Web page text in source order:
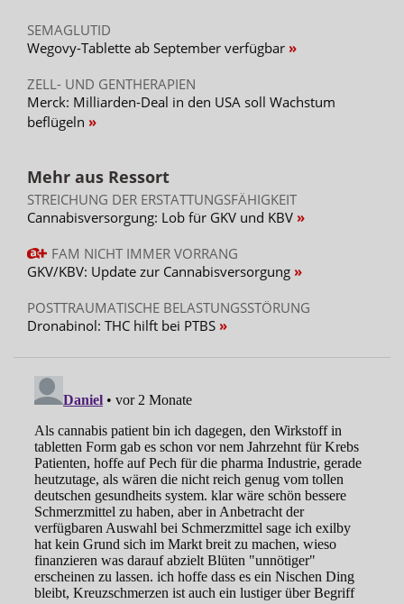
SEMAGLUTID
Wegovy-Tablette ab September verfügbar
ZELL- UND GENTHERAPIEN
Merck: Milliarden-Deal in den USA soll Wachstum
beflügeln
Mehr aus Ressort
STREICHUNG DER ERSTATTUNGSFÄHIGKEIT
Cannabisversorgung: Lob für GKV und KBV
FAM NICHT IMMER VORRANG
GKV/KBV: Update zur Cannabisversorgung
POSTTRAUMATISCHE BELASTUNGSSTÖRUNG
Dronabinol: THC hilft bei PTBS